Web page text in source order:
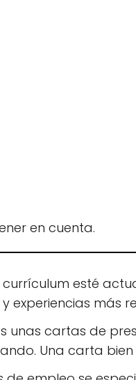
en cuenta.
esté
experiencias más
unas cartas de
Una carta